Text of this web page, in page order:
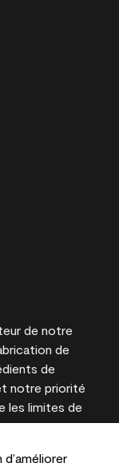
de notre
de
de
notre priorité
les limites de
pour